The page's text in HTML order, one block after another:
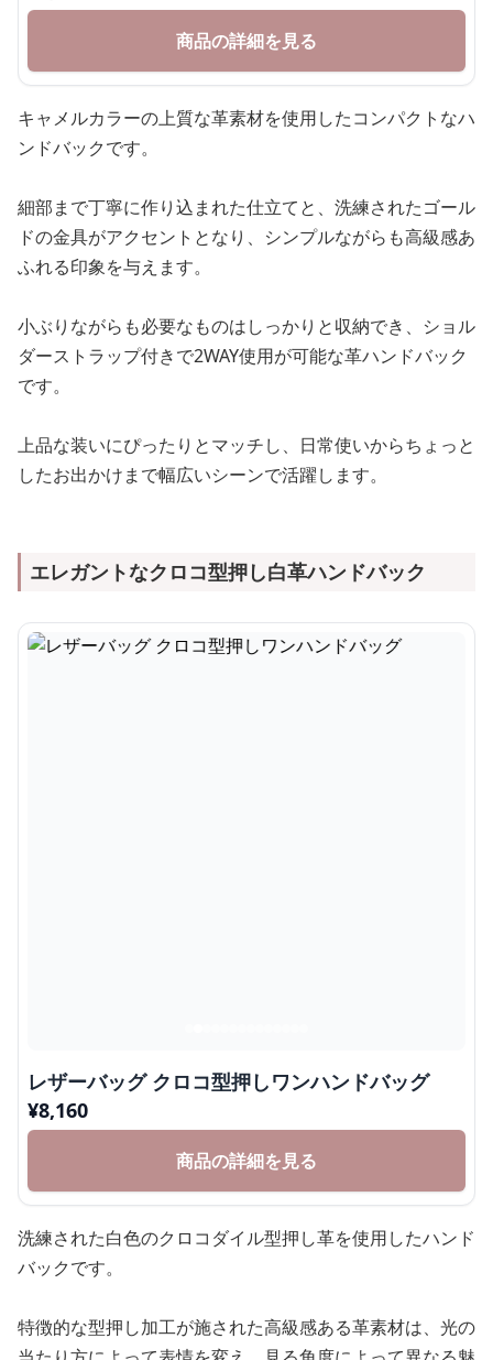
商品の詳細を見る
キャメルカラーの上質な革素材を使用したコンパクトなハ
ンドバックです。
細部まで丁寧に作り込まれた仕立てと、洗練されたゴール
ドの金具がアクセントとなり、シンプルながらも高級感あ
ふれる印象を与えます。
小ぶりながらも必要なものはしっかりと収納でき、ショル
ダーストラップ付きで2WAY使用が可能な革ハンドバック
です。
上品な装いにぴったりとマッチし、日常使いからちょっと
したお出かけまで幅広いシーンで活躍します。
エレガントなクロコ型押し白革ハンドバック
レザーバッグ クロコ型押しワンハンドバッグ
¥8,160
商品の詳細を見る
洗練された白色のクロコダイル型押し革を使用したハンド
バックです。
特徴的な型押し加工が施された高級感ある革素材は、光の